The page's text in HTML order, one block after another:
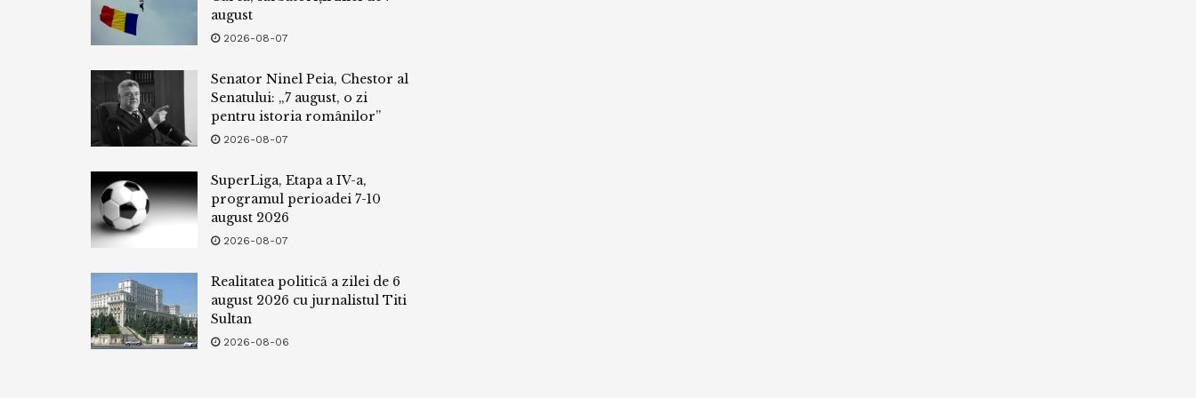
august
2026-08-07
Senator Ninel Peia, Chestor al
Senatului: „7 august, o zi
pentru istoria românilor”
2026-08-07
SuperLiga, Etapa a IV-a,
programul perioadei 7-10
august 2026
2026-08-07
Realitatea politică a zilei de 6
august 2026 cu jurnalistul Titi
Sultan
2026-08-06